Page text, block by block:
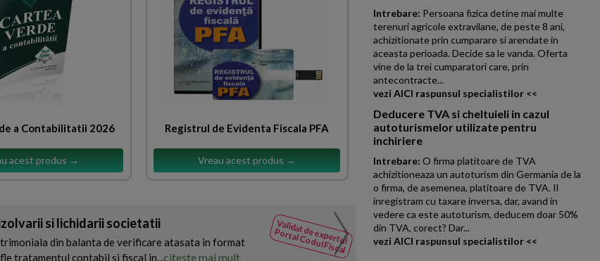
a Contabilitatii 2026
acest produs →
Registrul de Evidenta Fiscala PFA
Vreau acest produs →
Validat de expertul
Portal Codul Fiscal
si lichidarii societatii
din balanta de verificare atasata in format
tratamentul contabil si fiscal in...citeste mai mult
NOUTATI
din Codul
Lichidare societate.
O persoana juridica
Intrebare: Persoana fizica detine mai multe
terenuri agricole extravilane, de peste 8 ani,
achizitionate prin cumparare si arendate in
aceasta perioada. Decide sa le vanda. Oferta
vine de la trei cumparatori care, prin
antecontracte...
vezi AICI raspunsul specialistilor <<
Deducere TVA si cheltuieli in cazul
autoturismelor utilizate pentru
inchiriere
Intrebare: O firma platitoare de TVA
achizitioneaza un autoturism din Germania de la
o firma, de asemenea, platitoare de TVA. Il
inregistram cu taxare inversa, dar, avand in
vedere ca este autoturism, deducem doar 50%
din TVA, corect? Dar...
vezi AICI raspunsul specialistilor <<